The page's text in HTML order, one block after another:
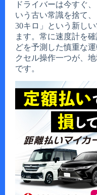
ドライバーは今すぐ
いう古い常識を捨て
30キロ」という新し
ます。常に速度計を
どを予測した慎重な
クセル操作一つが、
です。